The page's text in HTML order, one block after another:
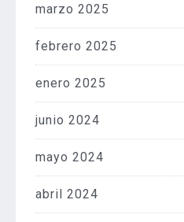
marzo 2025
febrero 2025
enero 2025
junio 2024
mayo 2024
abril 2024